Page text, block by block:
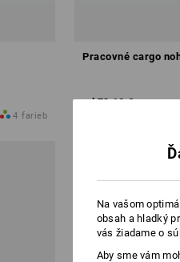
4 farieb
Pracovné cargo
od 73,68 €
Na vašom
obsah a hladký
vás žiadame o
Aby sme vám